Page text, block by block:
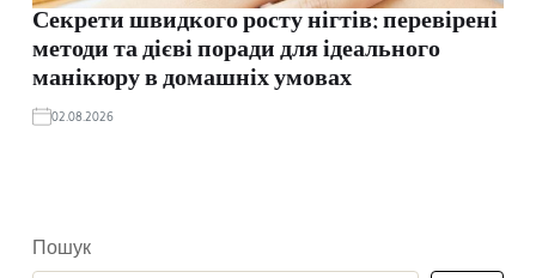
Секрети швидкого росту нігтів: перевірені
методи та дієві поради для ідеального
манікюру в домашніх умовах
02.08.2026
Пошук